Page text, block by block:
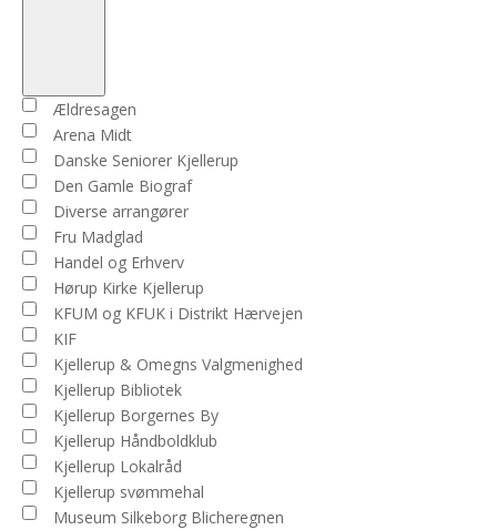
filter Close
Arrangører
Ældresagen
Arena Midt
Danske Seniorer Kjellerup
Den Gamle Biograf
Diverse arrangører
Fru Madglad
Handel og Erhverv
Hørup Kirke Kjellerup
KFUM og KFUK i Distrikt Hærvejen
KIF
Kjellerup & Omegns Valgmenighed
Kjellerup Bibliotek
Kjellerup Borgernes By
Kjellerup Håndboldklub
Kjellerup Lokalråd
Kjellerup svømmehal
Museum Silkeborg Blicheregnen